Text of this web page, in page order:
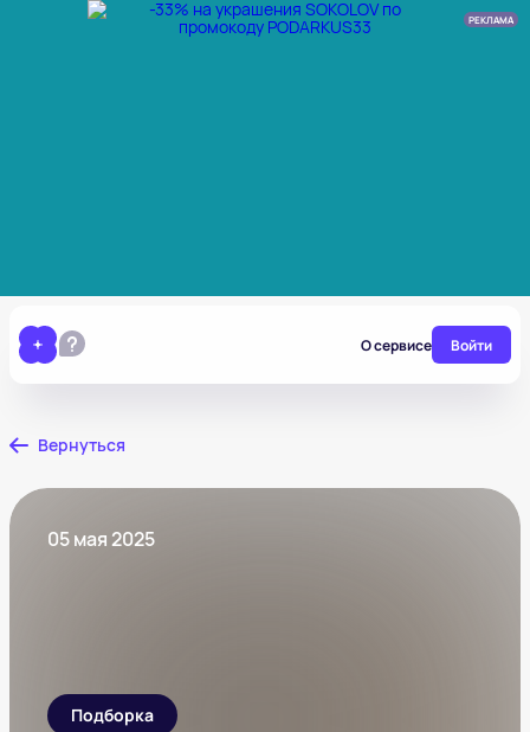
РЕКЛАМА
О сервисе Войти
Вернуться
05 мая 2025
Подборка